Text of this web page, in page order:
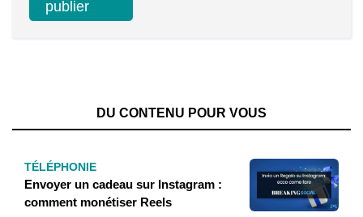
DU CONTENU POUR VOUS
TÉLÉPHONIE
Envoyer un cadeau sur Instagram :
comment monétiser Reels